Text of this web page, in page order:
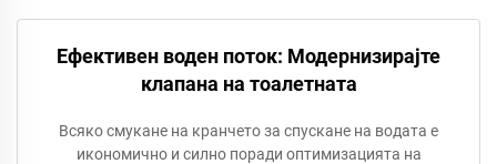
Ефективен воден поток: Модернизирајте
клапана на тоалетната
Всяко смукане на кранчето за спускане на водата е
икономично и силно поради оптимизацията на